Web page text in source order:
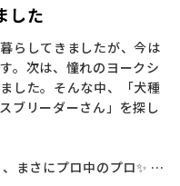
した
らしてきましたが、今は
。次は、憧れのヨークシ
した。そんな中、「犬種
ブリーダーさん」を探し
まさにプロ中のプロ✨ ス